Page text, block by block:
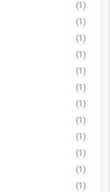
(1)
(1)
(1)
(1)
(1)
(1)
(1)
(1)
(1)
(1)
(1)
(1)